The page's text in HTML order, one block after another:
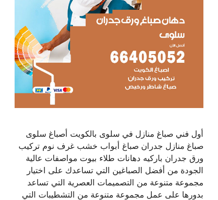
أول فني صباغ منازل في سلوى بالكويت أصباغ سلوى
صباغ منازل جدران صباغ أبواب خشب غرف نوم تركيب
ورق جدران باركيه دهانات طلاء بيوت مواصفات عالية
الجودة من أفضل الصباغين التي تساعدك على اختيار
مجموعة متنوعة من التصميمات العصرية التي تساعد
بدورها على عمل مجموعة متنوعة من التشطيبات التي